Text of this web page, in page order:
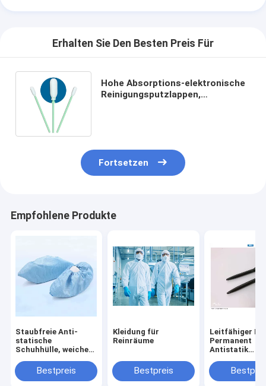
Erhalten Sie Den Besten Preis Für
Hohe Absorptions-elektronische
Reinigungsputzlappen,
Fortsetzen
Empfohlene Produkte
Staubfreie Anti-
statische
Schuhhülle, weiche
saubere leitfähige
Schuhhülle.
Bestpreis
Kleidung für
Reinräume
Bestpreis
Leitfähiger PP
Permanent
Antistatik
SGS-